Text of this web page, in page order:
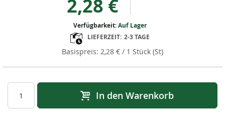
2,28 €
2,28 € / 1 Stück (St)
Verfügbarkeit:Auf Lager
LIEFERZEIT: 2-3 TAGE
In den Warenkorb